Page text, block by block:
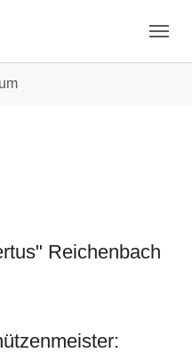
Reichenbach